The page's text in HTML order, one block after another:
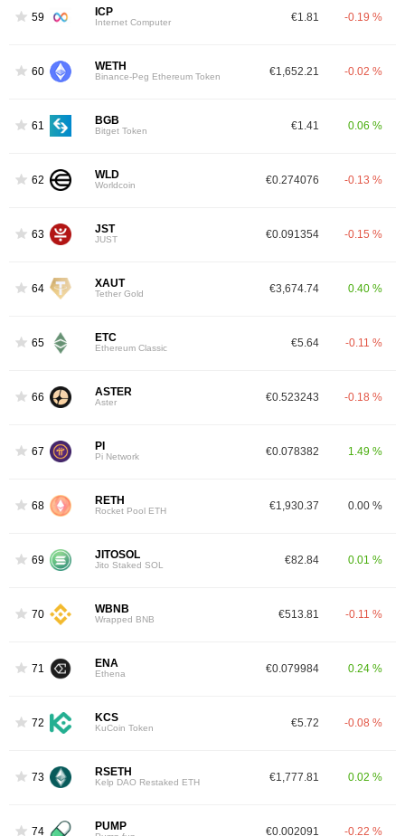
59 ICP
Internet Computer €1.81 -0.19 %
60 WETH
Binance-Peg Ethereum Token €1,652.21 -0.02 %
61 BGB
Bitget Token €1.41 0.06 %
62 WLD
Worldcoin €0.274076 -0.13 %
63 JST
JUST €0.091354 -0.15 %
64 XAUT
Tether Gold €3,674.74 0.40 %
65 ETC
Ethereum Classic €5.64 -0.11 %
66 ASTER
Aster €0.523243 -0.18 %
67 PI
Pi Network €0.078382 1.49 %
68 RETH
Rocket Pool ETH €1,930.37 0.00 %
69 JITOSOL
Jito Staked SOL €82.84 0.01 %
70 WBNB
Wrapped BNB €513.81 -0.11 %
71 ENA
Ethena €0.079984 0.24 %
72 KCS
KuCoin Token €5.72 -0.08 %
73 RSETH
Kelp DAO Restaked ETH €1,777.81 0.02 %
74 PUMP €0.002091 -0.22 %